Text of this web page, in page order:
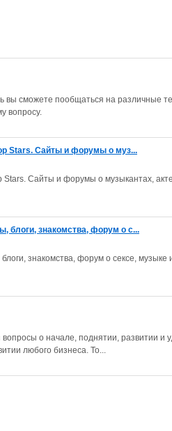
вы сможете пообщаться на различные
вопросу.
Stars. Сайты и форумы о муз...
Stars. Сайты и форумы о музыкантах,
блоги, знакомства, форум о с...
знакомства, форум о сексе,
о начале, поднятии, развитии и
любого бизнеса. То...